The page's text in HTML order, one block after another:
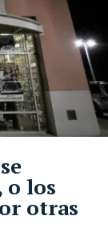
o los
otras